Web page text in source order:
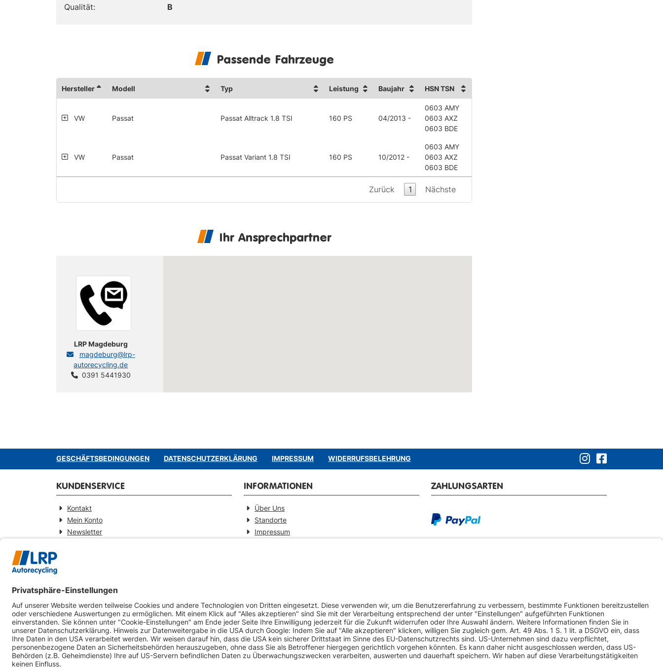
Qualität:
B
Passende Fahrzeuge
Hersteller Modell Typ Leistung Baujahr HSN TSN
VW Passat Passat Alltrack 1.8 TSI 160 PS 04/2013 -
0603 AMY
0603 AXZ
0603 BDE
VW Passat Passat Variant 1.8 TSI 160 PS 10/2012 -
0603 AMY
0603 AXZ
0603 BDE
Zurück 1 Nächste
Ihr Ansprechpartner
LRP Magdeburg
magdeburg@lrp-
autorecycling.de
0391 5441930
GESCHÄFTSBEDINGUNGEN DATENSCHUTZERKLÄRUNG IMPRESSUM WIDERRUFSBELEHRUNG
KUNDENSERVICE
Kontakt
Mein Konto
Newsletter
INFORMATIONEN
Über Uns
Standorte
Impressum
ZAHLUNGSARTEN
Webseitenbetreiber
LRP-Autorecycling Magdeburg GmbH
Am Zweigkanal 9
39126 Magdeburg
0391-5441930
info@lrp-autorecycling-magdeburg.de
Ersatzteilverkauf mit Gewährleistung
Zertifizierter Fahrzeug-Demontagebetrieb
Umweltschonende Werkstattentsorgungen
Europaweiter Versand (auf Anfrage)
Mehr als 20 Jahre Erfahrung
Paketversand Spedition